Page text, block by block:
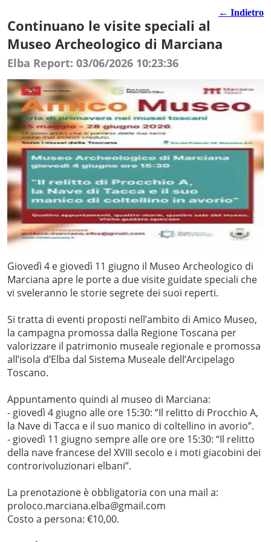
← Indietro
Continuano le visite speciali al
Museo Archeologico di Marciana
Elba Report: 03/06/2026 10:23:36
Giovedì 4 e giovedì 11 giugno il Museo Archeologico di
Marciana apre le porte a due visite guidate speciali che
vi sveleranno le storie segrete dei suoi reperti.
Si tratta di eventi proposti nell’ambito di Amico Museo,
la campagna promossa dalla Regione Toscana per
valorizzare il patrimonio museale regionale e promossa
all’isola d’Elba dal Sistema Museale dell’Arcipelago
Toscano.
Appuntamento quindi al museo di Marciana:
- giovedì 4 giugno alle ore 15:30: “Il relitto di Procchio A,
la Nave di Tacca e il suo manico di coltellino in avorio”.
- giovedì 11 giugno sempre alle ore ore 15:30: “Il relitto
della nave francese del XVIII secolo e i moti giacobini dei
controrivoluzionari elbani”.
La prenotazione è obbligatoria con una mail a:
proloco.marciana.elba@gmail.com
Costo a persona: €10,00.